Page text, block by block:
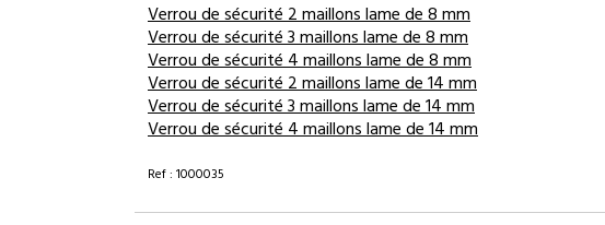
Verrou de sécurité 2 maillons lame de 8 mm
Verrou de sécurité 3 maillons lame de 8 mm
Verrou de sécurité 4 maillons lame de 8 mm
Verrou de sécurité 2 maillons lame de 14 mm
Verrou de sécurité 3 maillons lame de 14 mm
Verrou de sécurité 4 maillons lame de 14 mm
Ref : 1000035